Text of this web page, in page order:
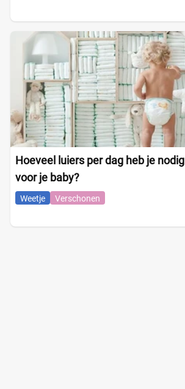
Hoeveel luiers per dag heb je nodig
voor je baby?
Weetje Verschonen